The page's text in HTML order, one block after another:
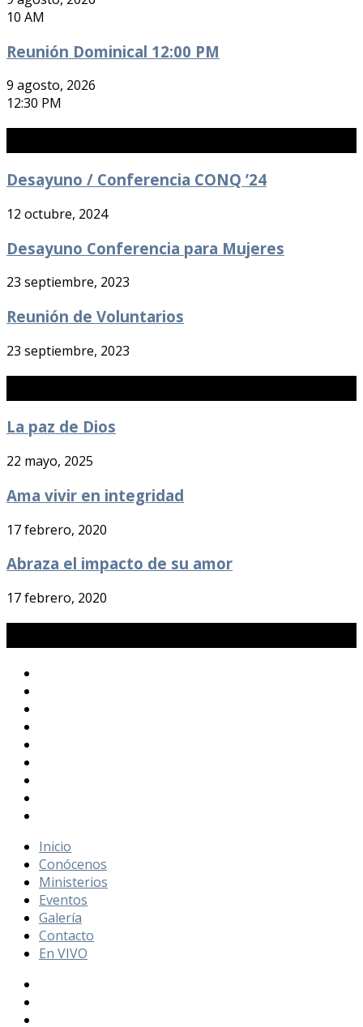
10 AM
Reunión Dominical 12:00 PM
9 agosto, 2026
12:30 PM
Desayuno / Conferencia CONQ ’24
12 octubre, 2024
Desayuno Conferencia para Mujeres
23 septiembre, 2023
Reunión de Voluntarios
23 septiembre, 2023
La paz de Dios
22 mayo, 2025
Ama vivir en integridad
17 febrero, 2020
Abraza el impacto de su amor
17 febrero, 2020
Inicio
Conócenos
Ministerios
Eventos
Galería
Contacto
En VIVO